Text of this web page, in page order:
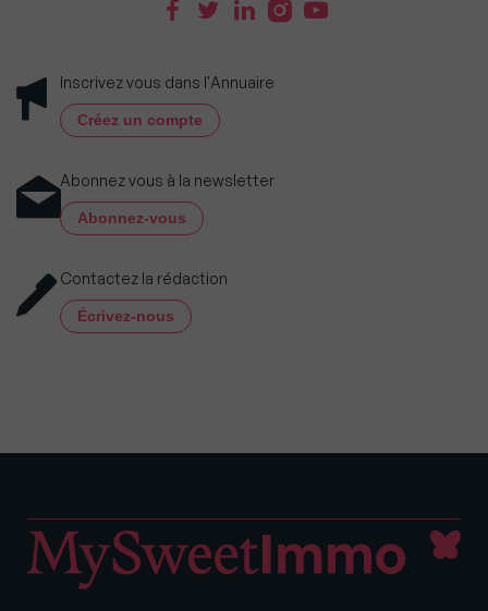
Inscrivez vous dans l'Annuaire
Créez un compte
Abonnez vous à la newsletter
Abonnez-vous
Contactez la rédaction
Écrivez-nous